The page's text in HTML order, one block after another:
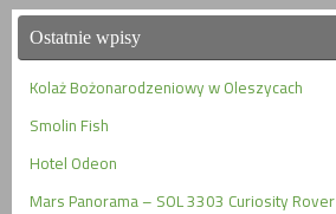
Ostatnie wpisy
Kolaż Bożonarodzeniowy w Oleszycach
Smolin Fish
Hotel Odeon
Mars Panorama – SOL 3303 Curiosity Rover